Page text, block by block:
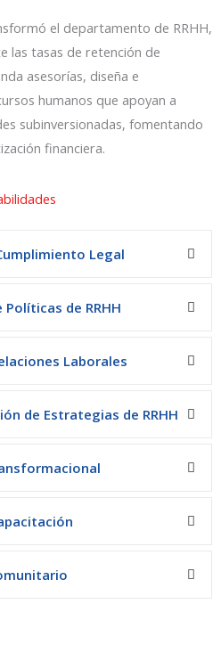
el departamento de RRHH,
las tasas de retención de
asesorías, diseña e
humanos que apoyan a
subinversionadas, fomentando
financiera.
Legal
de RRHH
Laborales
de Estrategias de RRHH